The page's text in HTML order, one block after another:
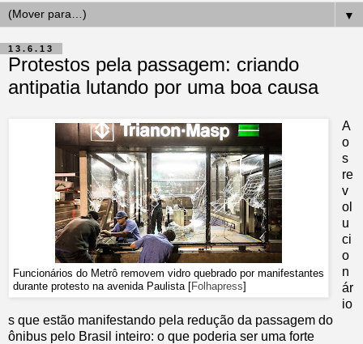
▼
13.6.13
Protestos pela passagem: criando
antipatia lutando por uma boa causa
Funcionários do Metrô removem vidro quebrado por manifestantes
durante protesto na avenida Paulista [Folhapress]
A
o
s
re
v
ol
u
ci
o
n
ár
io
s que estão manifestando pela redução da passagem do
ônibus pelo Brasil inteiro: o que poderia ser uma forte